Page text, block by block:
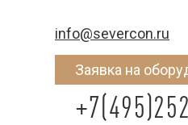
info@severcon.ru
Заявка на